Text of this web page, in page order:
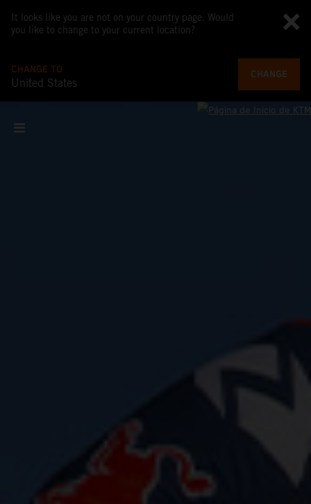
It looks like you are not on your country page. Would
you like to change to your current location?
CHANGE TO
United States
CHANGE